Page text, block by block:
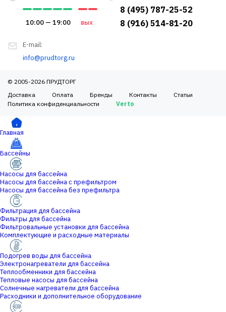
8 (495) 787-25-52
8 (916) 514-81-20
10:00 — 19:00 вых
E-mail:
info@prudtorg.ru
© 2005-2026 ПРУДТОРГ
Доставка
Оплата Бренды Контакты
Статьи
Политика конфиденциальности
Verto
Главная
Бассейны
Насосы для бассейна
Насосы для бассейна с префильтром
Насосы для бассейна без префильтра
Фильтрация для бассейна
Фильтры для бассейна
Фильтровальные установки для бассейна
Комплектующие и расходные материалы
Подогрев воды для бассейна
Электронагреватели для бассейна
Теплообменники для бассейна
Тепловые насосы для бассейна
Солнечные нагреватели для бассейна
Расходники и дополнительное оборудование